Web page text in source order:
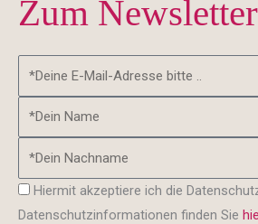
b
o
k
-
f
a
r
a
m
Zum
Name
Datenschutz
Hiermit akzeptiere ich die
Datenschutzinformationen finden Sie